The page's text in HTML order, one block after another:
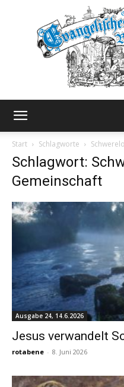
Start Schlagworte
Schlagwort:
Gemeinschaft
Ausgabe 24, 14.6.2026
Jesus verwandelt
rotabene - 8. Juni 2026